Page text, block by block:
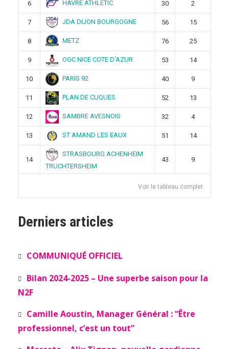
6 HAVRE ATHLETIC 30 2
7 JDA DIJON BOURGOGNE 56 15
8 METZ 76 25
9 OGC NICE COTE D’AZUR 53 14
10 PARIS 92 40 9
11 PLAN DE CUQUES 52 13
12 SAMBRE AVESNOIS 32 4
13 ST AMAND LES EAUX 51 14
14
STRASBOURG ACHENHEIM
TRUCHTERSHEIM
43 9
Voir le tableau complet
Derniers articles
COMMUNIQUÉ OFFICIEL
Bilan 2024-2025 – Une superbe saison pour la
N2F
Camille Aoustin, Manager Général : “Être
professionnel, c’est un tout”